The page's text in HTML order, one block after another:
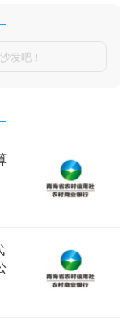
发吧！